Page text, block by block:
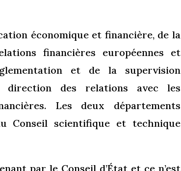
économique et financière, de la
financières européennes et
et de la supervision
des relations avec les
Les deux départements
Conseil scientifique et technique
par le Conseil d’État et ce n’est